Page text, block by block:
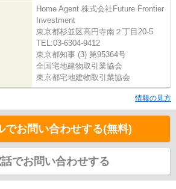
Home Agent 株式会社Future Frontier
Investment
東京都杉並区高円寺南２丁目20-5
TEL:03-6304-9412
東京都知事 (3) 第95364号
全国宅地建物取引業協会
東京都宅地建物取引業協会
情報の見方
でお問い合わせする(無料)
話でお問い合わせする